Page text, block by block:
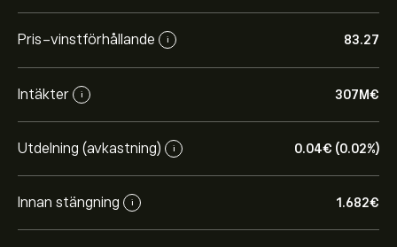
Pris-vinstförhållande i 83.27
Intäkter i 307M‎€‎
Utdelning (avkastning) i 0.04‎€‎ (0.02%)
Innan stängning i 1.682‎€‎